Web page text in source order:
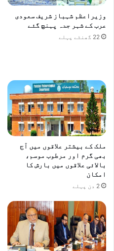
وزیراعظم شہباز شریف سعودی
عرب کے شہر جدہ پہنچ گئے
22 گھنٹے پہلے
ملک کے بیشتر علاقوں میں آج
بھی گرم اور مرطوب موسم،
بالائی علاقوں میں بارش کا
امکان
2 دن پہلے